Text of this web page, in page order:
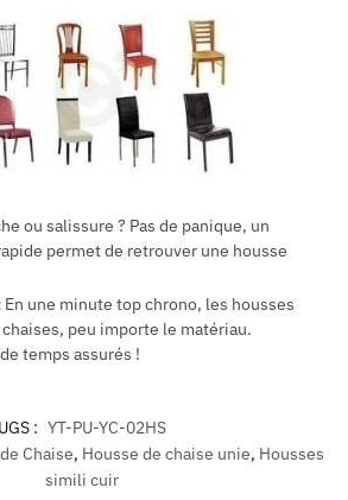
ou salissure ? Pas de panique, un
permet de retrouver une housse
En une minute top chrono, les housses
peu importe le matériau.
temps assurés !
UGS : YT-PU-YC-02HS
Chaise, Housse de chaise unie, Housses
simili cuir